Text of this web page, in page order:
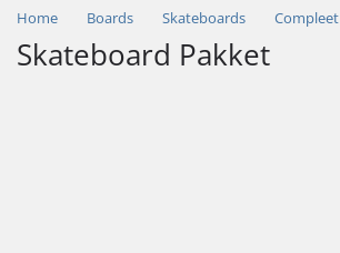
Home Boards Skateboards Compleet
Skateboard Pakket